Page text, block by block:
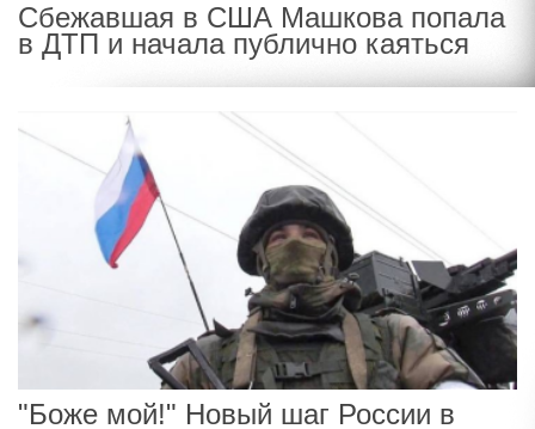
Сбежавшая в США Машкова попала
в ДТП и начала публично каяться
"Боже мой!" Новый шаг России в